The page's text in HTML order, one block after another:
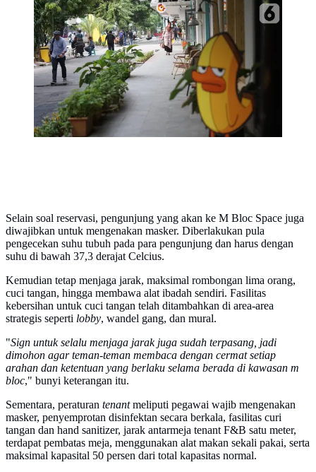
Pengunjung beraktivitas di sekitar kawasan M Bloc
Space, Blok M, Jakarta, Senin (14/10/2019). Ruang
kreatif baru tersebut berdiri di atas lahan Peruri dengan
luas 7.000 meter persegi. (Liputan6.com/Immanuel
Antonius)
Selain soal reservasi, pengunjung yang akan ke M Bloc Space juga
diwajibkan untuk mengenakan masker. Diberlakukan pula
pengecekan suhu tubuh pada para pengunjung dan harus dengan
suhu di bawah 37,3 derajat Celcius.
Kemudian tetap menjaga jarak, maksimal rombongan lima orang,
cuci tangan, hingga membawa alat ibadah sendiri. Fasilitas
kebersihan untuk cuci tangan telah ditambahkan di area-area
strategis seperti lobby, wandel gang, dan mural.
"Sign untuk selalu menjaga jarak juga sudah terpasang, jadi
dimohon agar teman-teman membaca dengan cermat setiap
arahan dan ketentuan yang berlaku selama berada di kawasan m
bloc," bunyi keterangan itu.
Sementara, peraturan tenantmeliputi pegawai wajib mengenakan
masker, penyemprotan disinfektan secara berkala, fasilitas curi
tangan dan hand sanitizer, jarak antarmeja tenant F&B satu meter,
terdapat pembatas meja, menggunakan alat makan sekali pakai, serta
maksimal kapasital 50 persen dari total kapasitas normal.